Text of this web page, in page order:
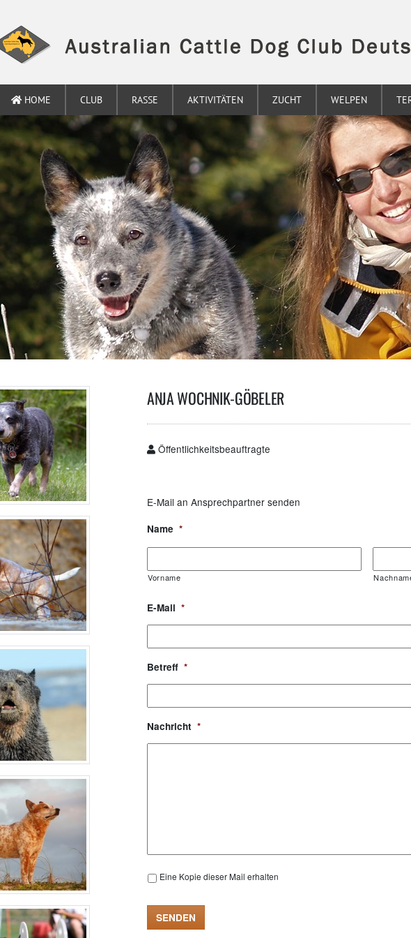
HOME CLUB RASSE AKTIVITÄTEN ZUCHT WELPEN
ANJA WOCHNIK-GÖBELER
Öffentlichkeitsbeauftragte
E-Mail an Ansprechpartner senden
Name *
Vorname
E-Mail *
Betreff *
Nachricht *
KopieEine Kopie dieser Mail erhalten
SENDEN